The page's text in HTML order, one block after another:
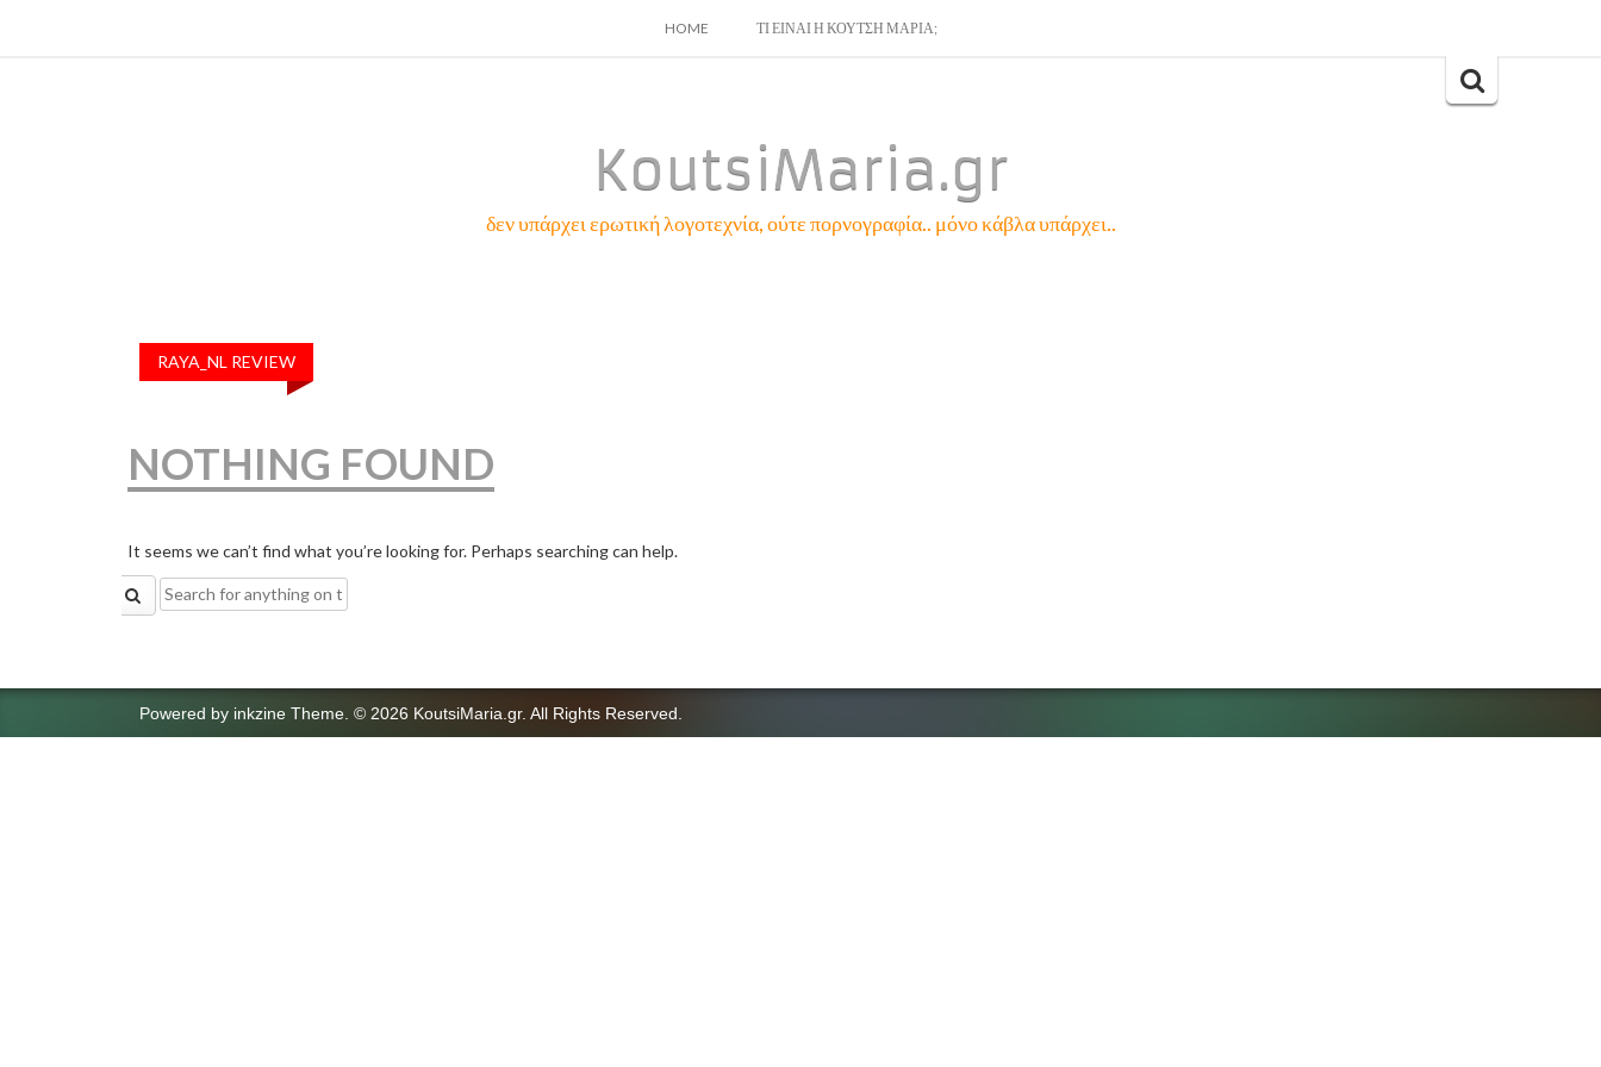
SKIP
HOME ΤΙ ΕΙΝΑΙ Η ΚΟΥΤΣΗ ΜΑΡΙΑ;
Search
KoutsiMaria.gr
δεν υπάρχει ερωτική λογοτεχνία, ούτε πορνογραφία.. μόνο κάβλα υπάρχει..
RAYA_NL REVIEW
NOTHING FOUND
It seems we can’t find what you’re looking for. Perhaps searching can help.
Search
for:
Powered by inkzine Theme © 2026 KoutsiMaria.gr. All Rights Reserved.